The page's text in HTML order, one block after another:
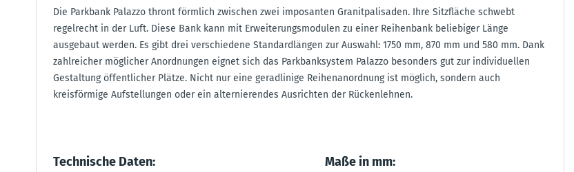
Die Parkbank Palazzo thront förmlich zwischen zwei imposanten Granitpalisaden. Ihre Sitzfläche schwebt
regelrecht in der Luft. Diese Bank kann mit Erweiterungsmodulen zu einer Reihenbank beliebiger Länge
ausgebaut werden. Es gibt drei verschiedene Standardlängen zur Auswahl: 1750 mm, 870 mm und 580 mm. Dank
zahlreicher möglicher Anordnungen eignet sich das Parkbanksystem Palazzo besonders gut zur individuellen
Gestaltung öffentlicher Plätze. Nicht nur eine geradlinige Reihenanordnung ist möglich, sondern auch
kreisförmige Aufstellungen oder ein alternierendes Ausrichten der Rückenlehnen.
Technische Daten: Maße in mm: